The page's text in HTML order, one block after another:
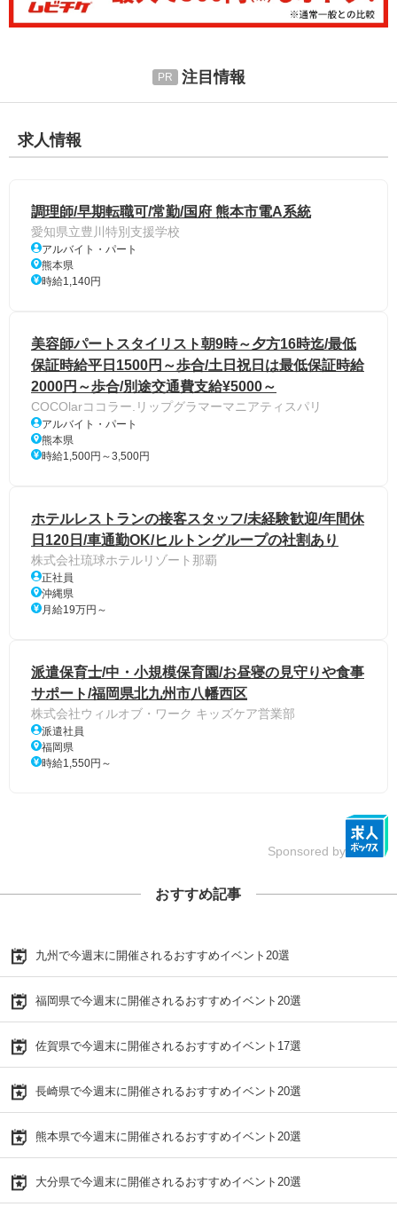
注目情報
求人情報
調理師/早期転職可/常勤/国府 熊本市電A系統
愛知県立豊川特別支援学校
アルバイト・パート
熊本県
時給1,140円
美容師パートスタイリスト朝9時～夕方16時迄/最低
保証時給平日1500円～歩合/土日祝日は最低保証時給
2000円～歩合/別途交通費支給¥5000～
COCOlarココラー.リップグラマーマニアティスパリ
アルバイト・パート
熊本県
時給1,500円～3,500円
ホテルレストランの接客スタッフ/未経験歓迎/年間休
日120日/車通勤OK/ヒルトングループの社割あり
株式会社琉球ホテルリゾート那覇
正社員
沖縄県
月給19万円～
派遣保育士/中・小規模保育園/お昼寝の見守りや食事
サポート/福岡県北九州市八幡西区
株式会社ウィルオブ・ワーク キッズケア営業部
派遣社員
福岡県
時給1,550円～
Sponsored by
おすすめ記事
九州で今週末に開催されるおすすめイベント20選
福岡県で今週末に開催されるおすすめイベント20選
佐賀県で今週末に開催されるおすすめイベント17選
長崎県で今週末に開催されるおすすめイベント20選
熊本県で今週末に開催されるおすすめイベント20選
大分県で今週末に開催されるおすすめイベント20選